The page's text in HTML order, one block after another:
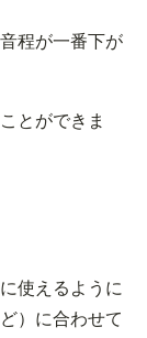
程が一番下が
とができま
使えるように
）に合わせて